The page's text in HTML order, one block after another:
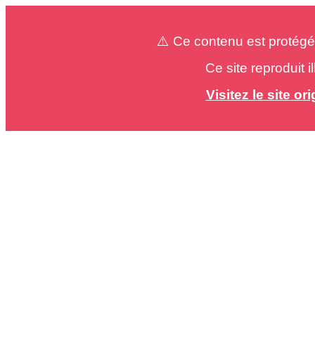
⚠️ Ce contenu est
Ce site reproduit
Visitez le site